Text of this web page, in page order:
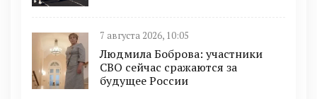
7 августа 2026, 10:05
Людмила Боброва: участники
СВО сейчас сражаются за
будущее России